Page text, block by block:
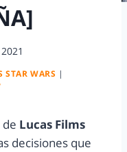
STAR WARS |
Lucas Films
decisiones que